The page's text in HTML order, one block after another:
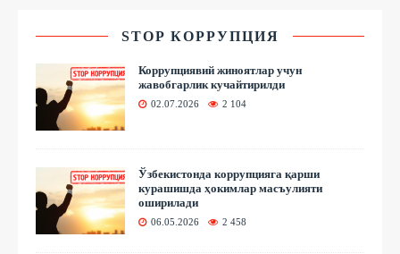
STOP КОРРУПЦИЯ
Коррупциявий жиноятлар учун
жавобгарлик кучайтирилди
02.07.2026 2 104
Ўзбекистонда коррупцияга қарши
курашишда ҳокимлар масъулияти
оширилади
06.05.2026 2 458